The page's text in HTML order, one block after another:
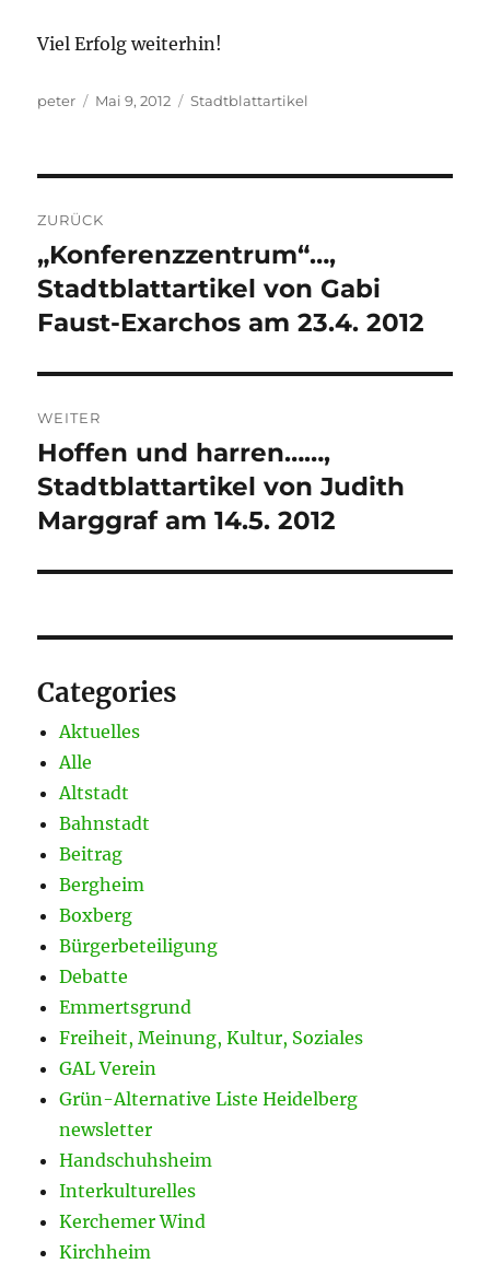
Viel Erfolg weiterhin!
Autor
peter
Veröffentlicht
Mai 9, 2012 Kategorien
Stadtblattartikel
ZURÜCK
Vorheriger
Beitrag:
„Konferenzzentrum“…,
Stadtblattartikel von Gabi
Faust-Exarchos am 23.4. 2012
WEITER
Nächster
Beitrag:
Hoffen und harren……,
Stadtblattartikel von Judith
Marggraf am 14.5. 2012
Categories
Aktuelles
Alle
Altstadt
Bahnstadt
Beitrag
Bergheim
Boxberg
Bürgerbeteiligung
Debatte
Emmertsgrund
Freiheit, Meinung, Kultur, Soziales
GAL Verein
Grün-Alternative Liste Heidelberg
newsletter
Handschuhsheim
Interkulturelles
Kerchemer Wind
Kirchheim